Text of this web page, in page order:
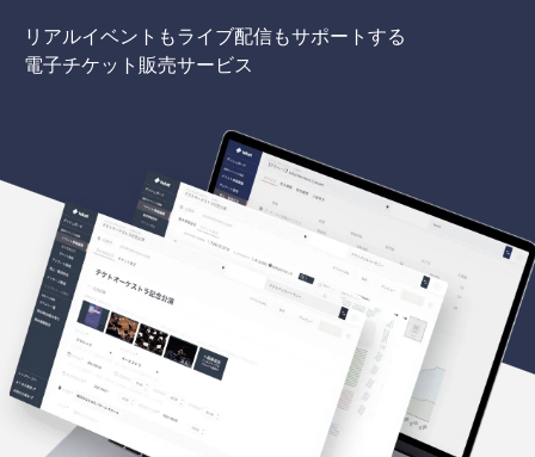
リアルイベントもライブ配信もサポートする
電子チケット販売サービス